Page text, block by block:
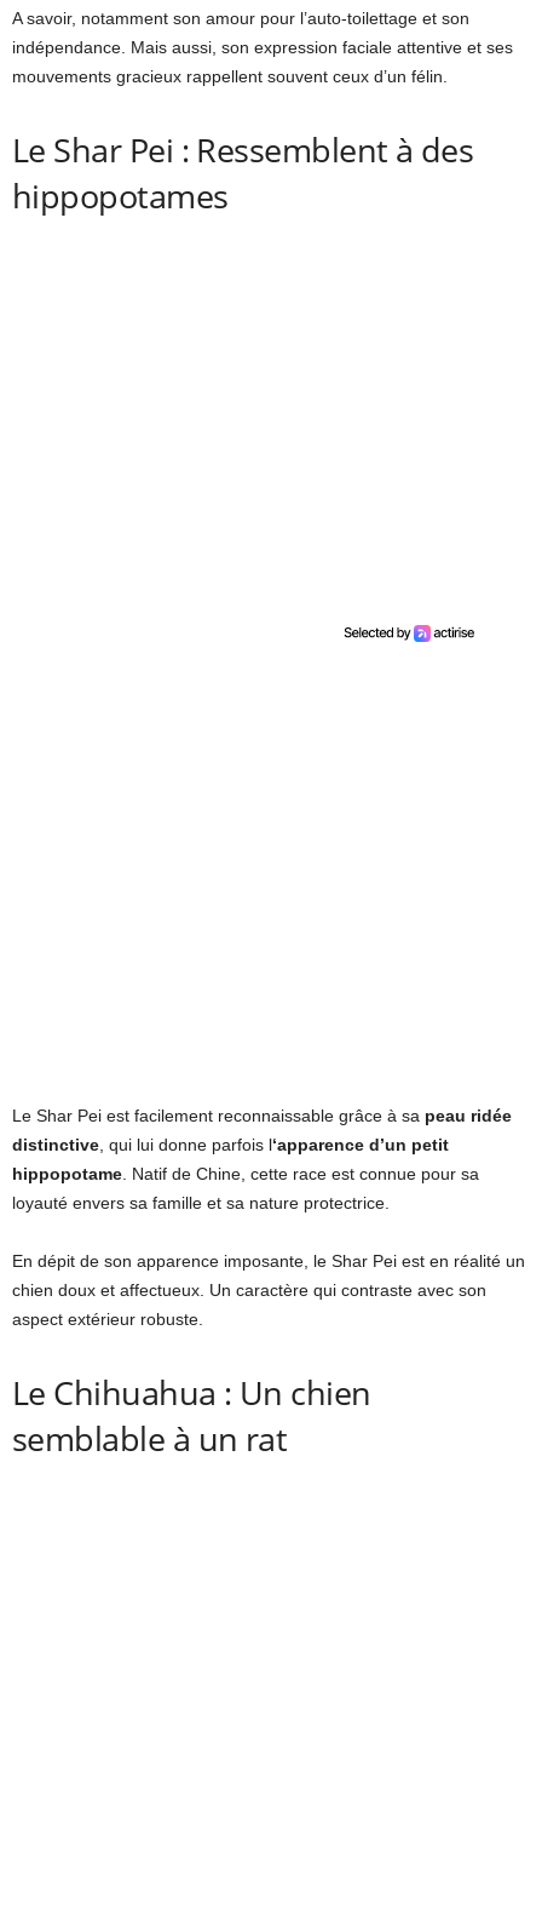
A savoir, notamment son amour pour l’auto-toilettage et son
indépendance. Mais aussi, son expression faciale attentive et ses
mouvements gracieux rappellent souvent ceux d’un félin.
Le Shar Pei : Ressemblent à des
hippopotames
Le Shar Pei est facilement reconnaissable grâce à sa peau ridée
distinctive , qui lui donne parfois l‘apparence d’un petit
hippopotame . Natif de Chine, cette race est connue pour sa
loyauté envers sa famille et sa nature protectrice.
En dépit de son apparence imposante, le Shar Pei est en réalité un
chien doux et affectueux. Un caractère qui contraste avec son
aspect extérieur robuste.
Le Chihuahua : Un chien
semblable à un rat